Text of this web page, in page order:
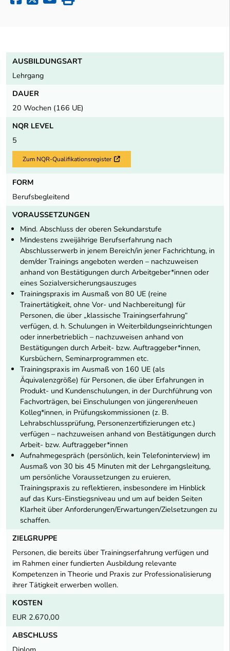
AUSBILDUNGSART
Lehrgang
DAUER
20 Wochen (166 UE)
NQR LEVEL
5
Zum NQR-Qualifikationsregister Externer Link
FORM
Berufsbegleitend
VORAUSSETZUNGEN
Mind. Abschluss der oberen Sekundarstufe
Mindestens zweijährige Berufserfahrung nach
Abschlusserwerb in jenem Bereich/in jener Fachrichtung, in
dem/der Trainings angeboten werden – nachzuweisen
anhand von Bestätigungen durch Arbeitgeber*innen oder
eines Sozialversicherungsauszuges
Trainingspraxis im Ausmaß von 80 UE (reine
Trainertätigkeit, ohne Vor- und Nachbereitung) für
Personen, die über „klassische Trainingserfahrung“
verfügen, d. h. Schulungen in Weiterbildungseinrichtungen
oder innerbetrieblich – nachzuweisen anhand von
Bestätigungen durch Arbeit- bzw. Auftraggeber*innen,
Kursbüchern, Seminarprogrammen etc.
Trainingspraxis im Ausmaß von 160 UE (als
Äquivalenzgröße) für Personen, die über Erfahrungen in
Produkt- und Kundenschulungen, in der Durchführung von
Fachvorträgen, bei Einschulungen von jüngeren/neuen
Kolleg*innen, in Prüfungskommissionen (z. B.
Lehrabschlussprüfung, Personenzertifizierungen etc.)
verfügen – nachzuweisen anhand von Bestätigungen durch
Arbeit- bzw. Auftraggeber*innen
Aufnahmegespräch (persönlich, kein Telefoninterview) im
Ausmaß von 30 bis 45 Minuten mit der Lehrgangsleitung,
um persönliche Voraussetzungen zu eruieren,
Trainingspraxis zu reflektieren, insbesondere im Hinblick
auf das Kurs-Einstiegsniveau und um auf beiden Seiten
Klarheit über Anforderungen/Erwartungen/Zielsetzungen zu
schaffen.
ZIELGRUPPE
Personen, die bereits über Trainingserfahrung verfügen und
im Rahmen einer fundierten Ausbildung relevante
Kompetenzen in Theorie und Praxis zur Professionalisierung
ihrer Tätigkeit erwerben wollen.
KOSTEN
EUR 2.670,00
ABSCHLUSS